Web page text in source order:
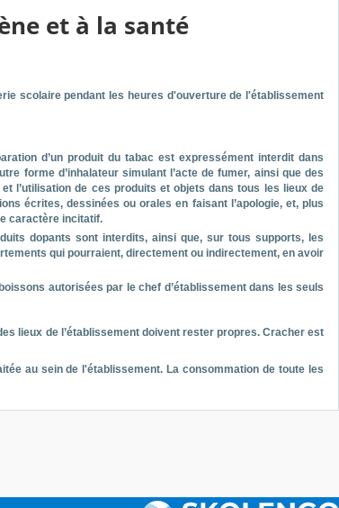
et à la santé
scolaire pendant les heures d'ouverture de l'établissement
d’un produit du tabac est expressément interdit dans
forme d’inhalateur simulant l’acte de fumer, ainsi que des
l’utilisation de ces produits et objets dans tous les lieux de
écrites, dessinées ou orales en faisant l’apologie, et, plus
caractère incitatif.
dopants sont interdits, ainsi que, sur tous supports, les
qui pourraient, directement ou indirectement, en avoir
autorisées par le chef d’établissement dans les seuls
lieux de l’établissement doivent rester propres. Cracher est
au sein de l'établissement. La consommation de toute les